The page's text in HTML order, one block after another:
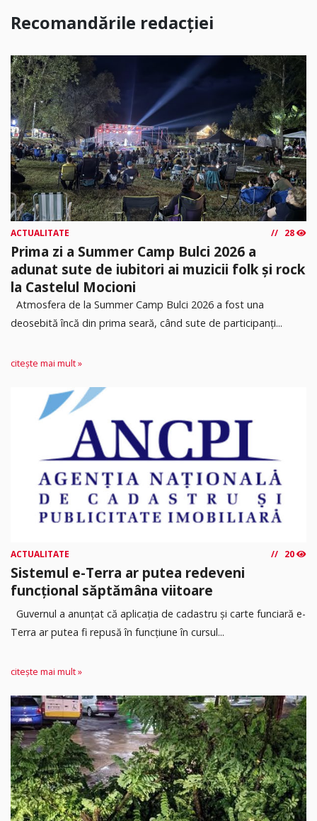
Recomandările redacției
ACTUALITATE 28
Prima zi a Summer Camp Bulci 2026 a
adunat sute de iubitori ai muzicii folk și rock
la Castelul Mocioni
Atmosfera de la Summer Camp Bulci 2026 a fost una
deosebită încă din prima seară, când sute de participanți...
citește mai mult »
ACTUALITATE 20
Sistemul e-Terra ar putea redeveni
funcțional săptămâna viitoare
Guvernul a anunțat că aplicația de cadastru și carte funciară e-
Terra ar putea fi repusă în funcțiune în cursul...
citește mai mult »